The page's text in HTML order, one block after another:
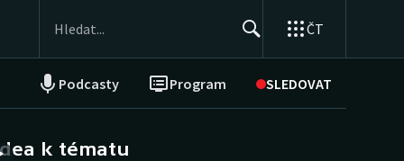
ČT
Podcasty Program SLEDOVAT
NEPŘEHLÉDNĚTE
k tématu